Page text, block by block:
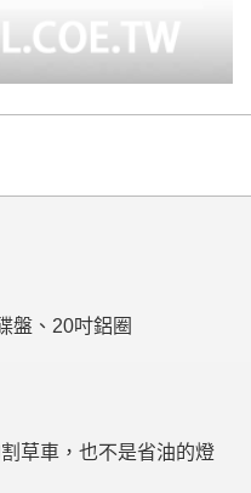
盤、20吋鋁圈
草車，也不是省油的燈